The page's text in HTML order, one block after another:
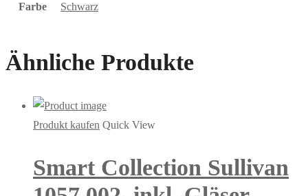
Farbe Schwarz
Ähnliche Produkte
Produkt kaufen Quick View
Smart Collection Sullivan